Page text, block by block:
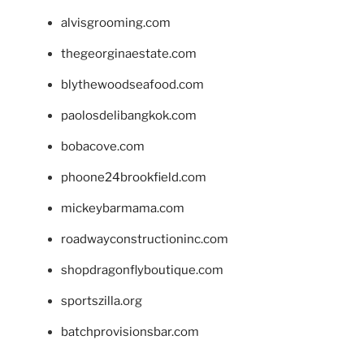
alvisgrooming.com
thegeorginaestate.com
blythewoodseafood.com
paolosdelibangkok.com
bobacove.com
phoone24brookfield.com
mickeybarmama.com
roadwayconstructioninc.com
shopdragonflyboutique.com
sportszilla.org
batchprovisionsbar.com